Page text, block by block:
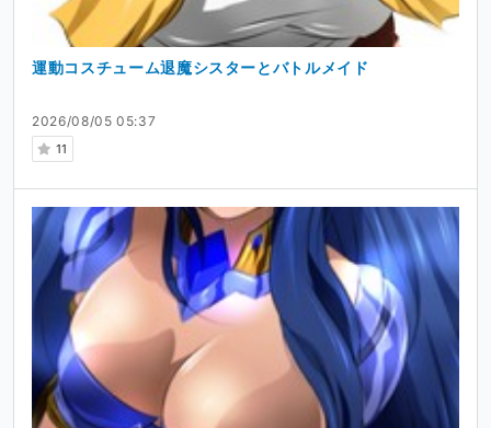
2026/08/05 05:37
11
運動コスチューム退魔シスターとバトルメイド